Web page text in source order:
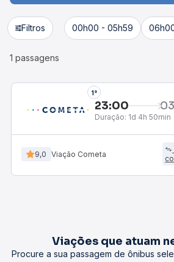
Filtros 00h00 - 05h59
1 passagens
1°
23:00
Duração: 1d 4h 50min
9,0 Viação Cometa
Viações que atuam
Procure a sua passagem de ônibus